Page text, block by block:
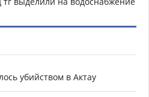
убийством в Актау